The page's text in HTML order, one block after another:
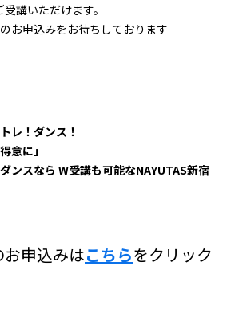
講いただけます。
のお申込みをお待ちしております
レ！ダンス！
意に」
ンスなら W受講も可能なNAYUTAS新宿
お申込みはこちらをクリック